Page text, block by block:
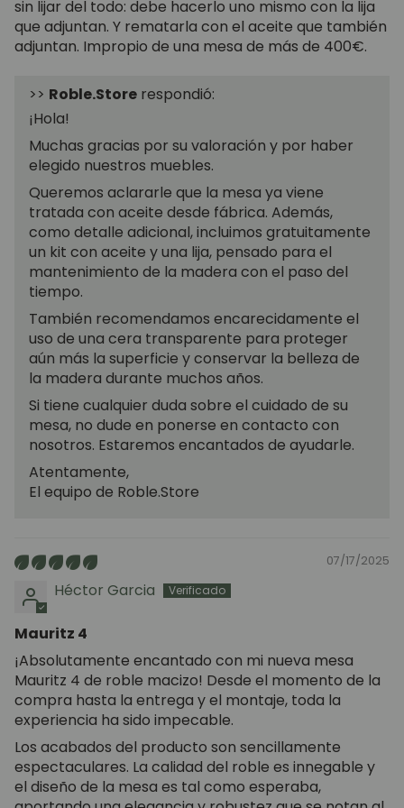
sin lijar del todo: debe hacerlo uno mismo con la lija
que adjuntan. Y rematarla con el aceite que también
adjuntan. Impropio de una mesa de más de 400€.
>> Roble.Store respondió:
¡Hola!
Muchas gracias por su valoración y por haber
elegido nuestros muebles.
Queremos aclararle que la mesa ya viene
tratada con aceite desde fábrica. Además,
como detalle adicional, incluimos gratuitamente
un kit con aceite y una lija, pensado para el
mantenimiento de la madera con el paso del
tiempo.
También recomendamos encarecidamente el
uso de una cera transparente para proteger
aún más la superficie y conservar la belleza de
la madera durante muchos años.
Si tiene cualquier duda sobre el cuidado de su
mesa, no dude en ponerse en contacto con
nosotros. Estaremos encantados de ayudarle.
Atentamente,
El equipo de Roble.Store
07/17/2025
Héctor Garcia
Mauritz 4
¡Absolutamente encantado con mi nueva mesa
Mauritz 4 de roble macizo! Desde el momento de la
compra hasta la entrega y el montaje, toda la
experiencia ha sido impecable.
Los acabados del producto son sencillamente
espectaculares. La calidad del roble es innegable y
el diseño de la mesa es tal como esperaba,